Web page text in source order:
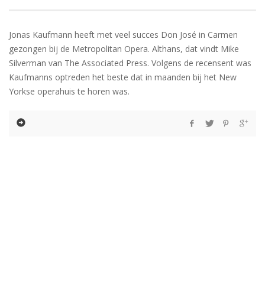
Jonas Kaufmann heeft met veel succes Don José in Carmen
gezongen bij de Metropolitan Opera. Althans, dat vindt Mike
Silverman van The Associated Press. Volgens de recensent was
Kaufmanns optreden het beste dat in maanden bij het New
Yorkse operahuis te horen was.